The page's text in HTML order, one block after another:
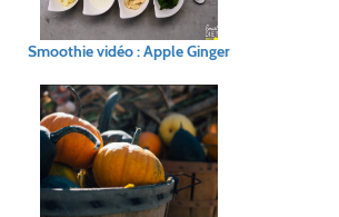
Smoothie vidéo : Apple Ginger